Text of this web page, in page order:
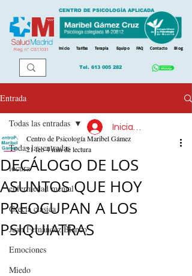
Reg. nº CS11031
CENTRO DE PSICOLOGÍA APLICADA
Inicio Tarifas Terapia Equipo FAQ Contacto Blog
Tel. 613 005 282
Entrada
Todas las entradas
locura
enfermedad mental
Grecia clásica
Juan Fernández Blanco
Emociones
Miedo
Todas las entradas
DECÁLOGO DE LOS
ASUNTOS QUE HOY
PREOCUPAN A LOS
PSIQUIATRAS
Centro de Psicología Maribel Gámez
21 feb4 min de lectura
Iniciar sesión